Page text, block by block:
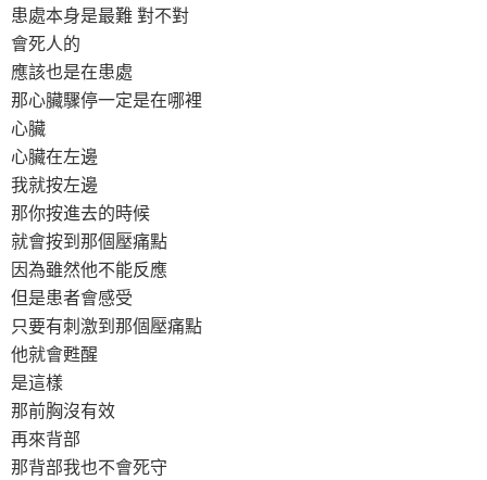
患處本身是最難 對不對
會死人的
應該也是在患處
那心臟驟停一定是在哪裡
心臟
心臟在左邊
我就按左邊
那你按進去的時候
就會按到那個壓痛點
因為雖然他不能反應
但是患者會感受
只要有刺激到那個壓痛點
他就會甦醒
是這樣
那前胸沒有效
再來背部
那背部我也不會死守